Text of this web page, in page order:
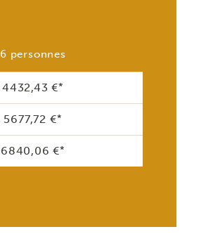
6 personnes
4432,43 €*
5677,72 €*
6840,06 €*